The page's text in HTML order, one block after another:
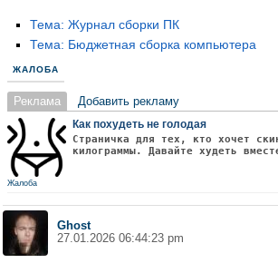
Тема: Журнал сборки ПК
Тема: Бюджетная сборка компьютера
ЖАЛОБА
Реклама Добавить рекламу
Как похудеть не голодая
Страничка для тех, кто хочет
килограммы. Давайте худеть
Жалоба
Ghost
27.01.2026 06:44:23 pm